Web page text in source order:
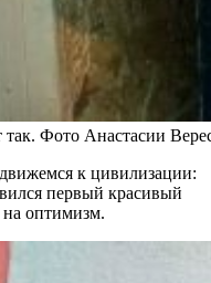
Фото Анастасии
к цивилизации:
первый красивый
на оптимизм.